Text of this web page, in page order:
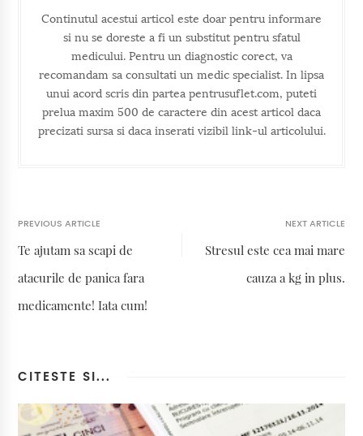
Continutul acestui articol este doar pentru informare
si nu se doreste a fi un substitut pentru sfatul
medicului. Pentru un diagnostic corect, va
recomandam sa consultati un medic specialist. In lipsa
unui acord scris din partea pentrusuflet.com, puteti
prelua maxim 500 de caractere din acest articol daca
precizati sursa si daca inserati vizibil link-ul articolului.
PREVIOUS ARTICLE
Te ajutam sa scapi de
atacurile de panica fara
medicamente! Iata cum!
NEXT ARTICLE
Stresul este cea mai mare
cauza a kg in plus.
CITESTE SI...